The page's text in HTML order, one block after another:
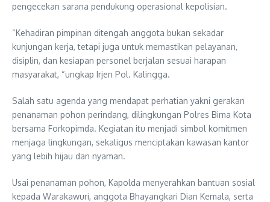
pengecekan sarana pendukung operasional kepolisian.
“Kehadiran pimpinan ditengah anggota bukan sekadar
kunjungan kerja, tetapi juga untuk memastikan pelayanan,
disiplin, dan kesiapan personel berjalan sesuai harapan
masyarakat, “ungkap Irjen Pol. Kalingga.
Salah satu agenda yang mendapat perhatian yakni gerakan
penanaman pohon perindang, dilingkungan Polres Bima Kota
bersama Forkopimda. Kegiatan itu menjadi simbol komitmen
menjaga lingkungan, sekaligus menciptakan kawasan kantor
yang lebih hijau dan nyaman.
Usai penanaman pohon, Kapolda menyerahkan bantuan sosial
kepada Warakawuri, anggota Bhayangkari Dian Kemala, serta